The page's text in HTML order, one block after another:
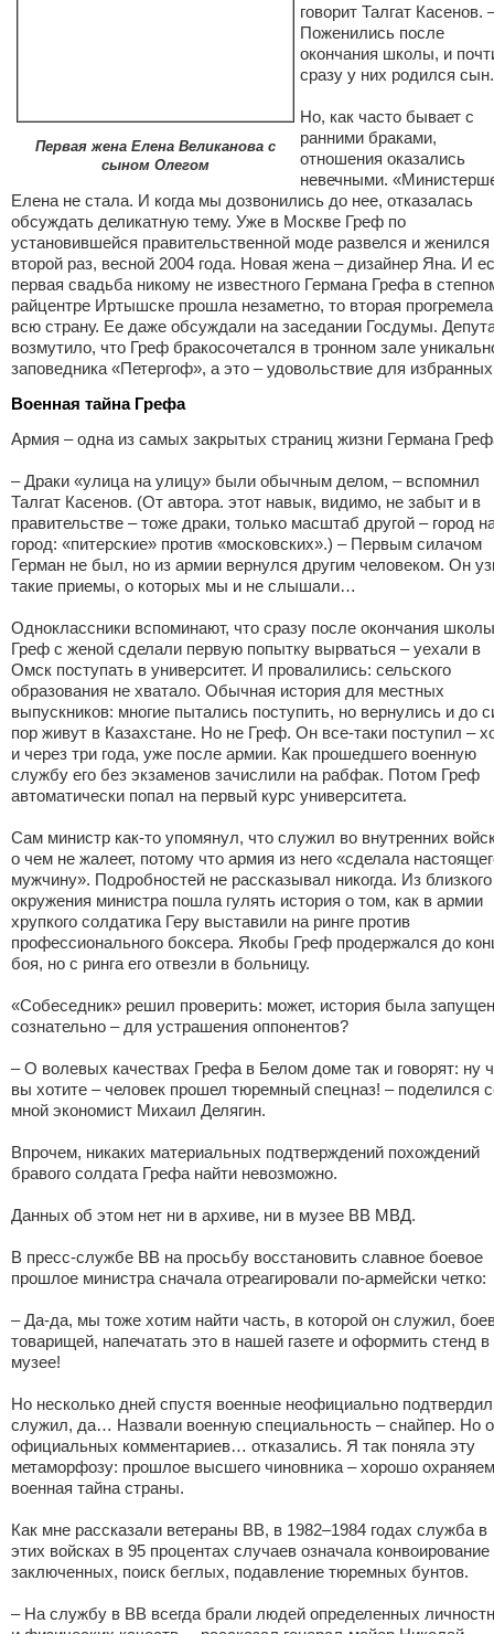
Первая жена Елена Великанова с
сыном Олегом
говорит Талгат Касенов.
Поженились после
окончания школы, и
сразу у них родился
Но, как часто бывает с
ранними браками,
отношения оказались
невечными.
Елена не стала. И когда мы дозвонились до нее, отказалась
обсуждать деликатную тему. Уже в Москве Греф по
установившейся правительственной моде развелся и женился
второй раз, весной 2004 года. Новая жена – дизайнер Яна. И
первая свадьба никому не известного Германа Грефа в
райцентре Иртышске прошла незаметно, то вторая
всю страну. Ее даже обсуждали на заседании Госдумы.
возмутило, что Греф бракосочетался в тронном зале
заповедника «Петергоф», а это – удовольствие для
Военная тайна Грефа
Армия – одна из самых закрытых страниц жизни Германа
– Драки «улица на улицу» были обычным делом, – вспомнил
Талгат Касенов. (От автора. этот навык, видимо, не забыт и в
правительстве – тоже драки, только масштаб другой – город
город: «питерские» против «московских».) – Первым силачом
Герман не был, но из армии вернулся другим человеком. Он
такие приемы, о которых мы и не слышали…
Одноклассники вспоминают, что сразу после окончания школы
Греф с женой сделали первую попытку вырваться – уехали в
Омск поступать в университет. И провалились: сельского
образования не хватало. Обычная история для местных
выпускников: многие пытались поступить, но вернулись и до
пор живут в Казахстане. Но не Греф. Он все-таки поступил –
и через три года, уже после армии. Как прошедшего военную
службу его без экзаменов зачислили на рабфак. Потом Греф
автоматически попал на первый курс университета.
Сам министр как-то упомянул, что служил во внутренних
о чем не жалеет, потому что армия из него «сделала
мужчину». Подробностей не рассказывал никогда. Из близкого
окружения министра пошла гулять история о том, как в армии
хрупкого солдатика Геру выставили на ринге против
профессионального боксера. Якобы Греф продержался до
боя, но с ринга его отвезли в больницу.
«Собеседник» решил проверить: может, история была
сознательно – для устрашения оппонентов?
– О волевых качествах Грефа в Белом доме так и говорят: ну
вы хотите – человек прошел тюремный спецназ! – поделился
мной экономист Михаил Делягин.
Впрочем, никаких материальных подтверждений похождений
бравого солдата Грефа найти невозможно.
Данных об этом нет ни в архиве, ни в музее ВВ МВД.
В пресс-службе ВВ на просьбу восстановить славное боевое
прошлое министра сначала отреагировали по-армейски четко:
– Да-да, мы тоже хотим найти часть, в которой он служил,
товарищей, напечатать это в нашей газете и оформить стенд в
музее!
Но несколько дней спустя военные неофициально
служил, да… Назвали военную специальность – снайпер. Но
официальных комментариев… отказались. Я так поняла эту
метаморфозу: прошлое высшего чиновника – хорошо
военная тайна страны.
Как мне рассказали ветераны ВВ, в 1982–1984 годах служба в
этих войсках в 95 процентах случаев означала конвоирование
заключенных, поиск беглых, подавление тюремных бунтов.
– На службу в ВВ всегда брали людей определенных